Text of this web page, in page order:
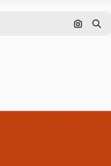
Cerca